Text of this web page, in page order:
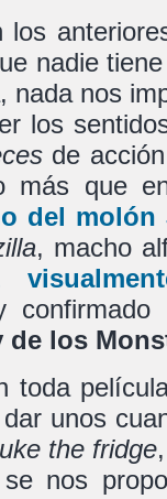
los
nadie
nada nos
los
de
más que
del molón
, macho
confirmado
de los
toda
unos
the fridge
nos